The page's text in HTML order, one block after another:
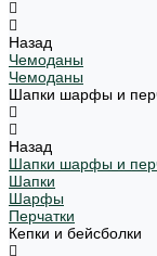
Назад
Чемоданы
Чемоданы
Шапки шарфы и
Назад
Шапки шарфы и
Шапки
Шарфы
Перчатки
Кепки и бейсболки